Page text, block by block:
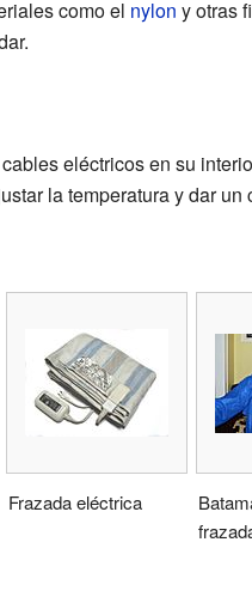
como el nylon y otras
eléctricos en su
la temperatura y dar un
Frazada eléctrica